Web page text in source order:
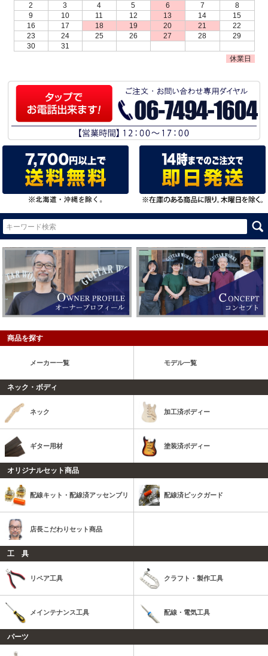
2
3 4 5 6 7
8
9
10 11 12 13 14
15
16
17 18 19 20 21
22
23
24 25 26 27 28
29
30
31
休業日
商品を探す
メーカー一覧 モデル一覧
ネック・ボディ
ネック 加工済ボディー
ギター用材 塗装済ボディー
オリジナルセット商品
配線キット・配線済アッセンブリ 配線済ピックガード
店長こだわりセット商品
工 具
リペア工具 クラフト・製作工具
メインテナンス工具 配線・電気工具
パーツ